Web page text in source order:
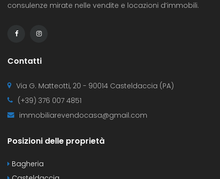
consulenze mirate nelle vendite e locazioni d’immobili.
Contatti
Via G. Matteotti, 20 - 90014 Casteldaccia (PA)
(+39) 376 007 4851
immobiliarevendocasa@gmail.com
Posizioni delle proprietà
Bagheria